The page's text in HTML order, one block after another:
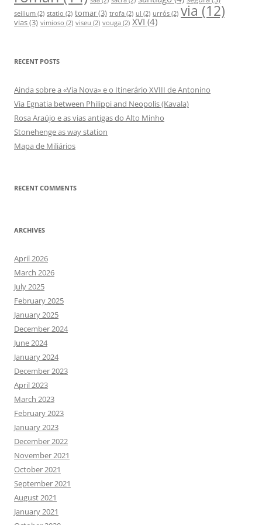
seilium (2) statio (2) tomar(3) trofa (2) ul (2) urrós (2) via (12)
vias(3) vimioso (2) viseu (2) vouga (2) XVI (4)
RECENT POSTS
Ainda sobre a «Via Nova» e o Itinerário XVIII de Antonino
Via Egnatia between Philippi and Neopolis (Kavala)
Rosa Araújo e as vias antigas do Alto Minho
Stonehenge as way station
Mapa de Miliários
RECENT COMMENTS
ARCHIVES
April 2026
March 2026
July 2025
February 2025
January 2025
December 2024
June 2024
January 2024
December 2023
April 2023
March 2023
February 2023
January 2023
December 2022
November 2021
October 2021
September 2021
August 2021
January 2021